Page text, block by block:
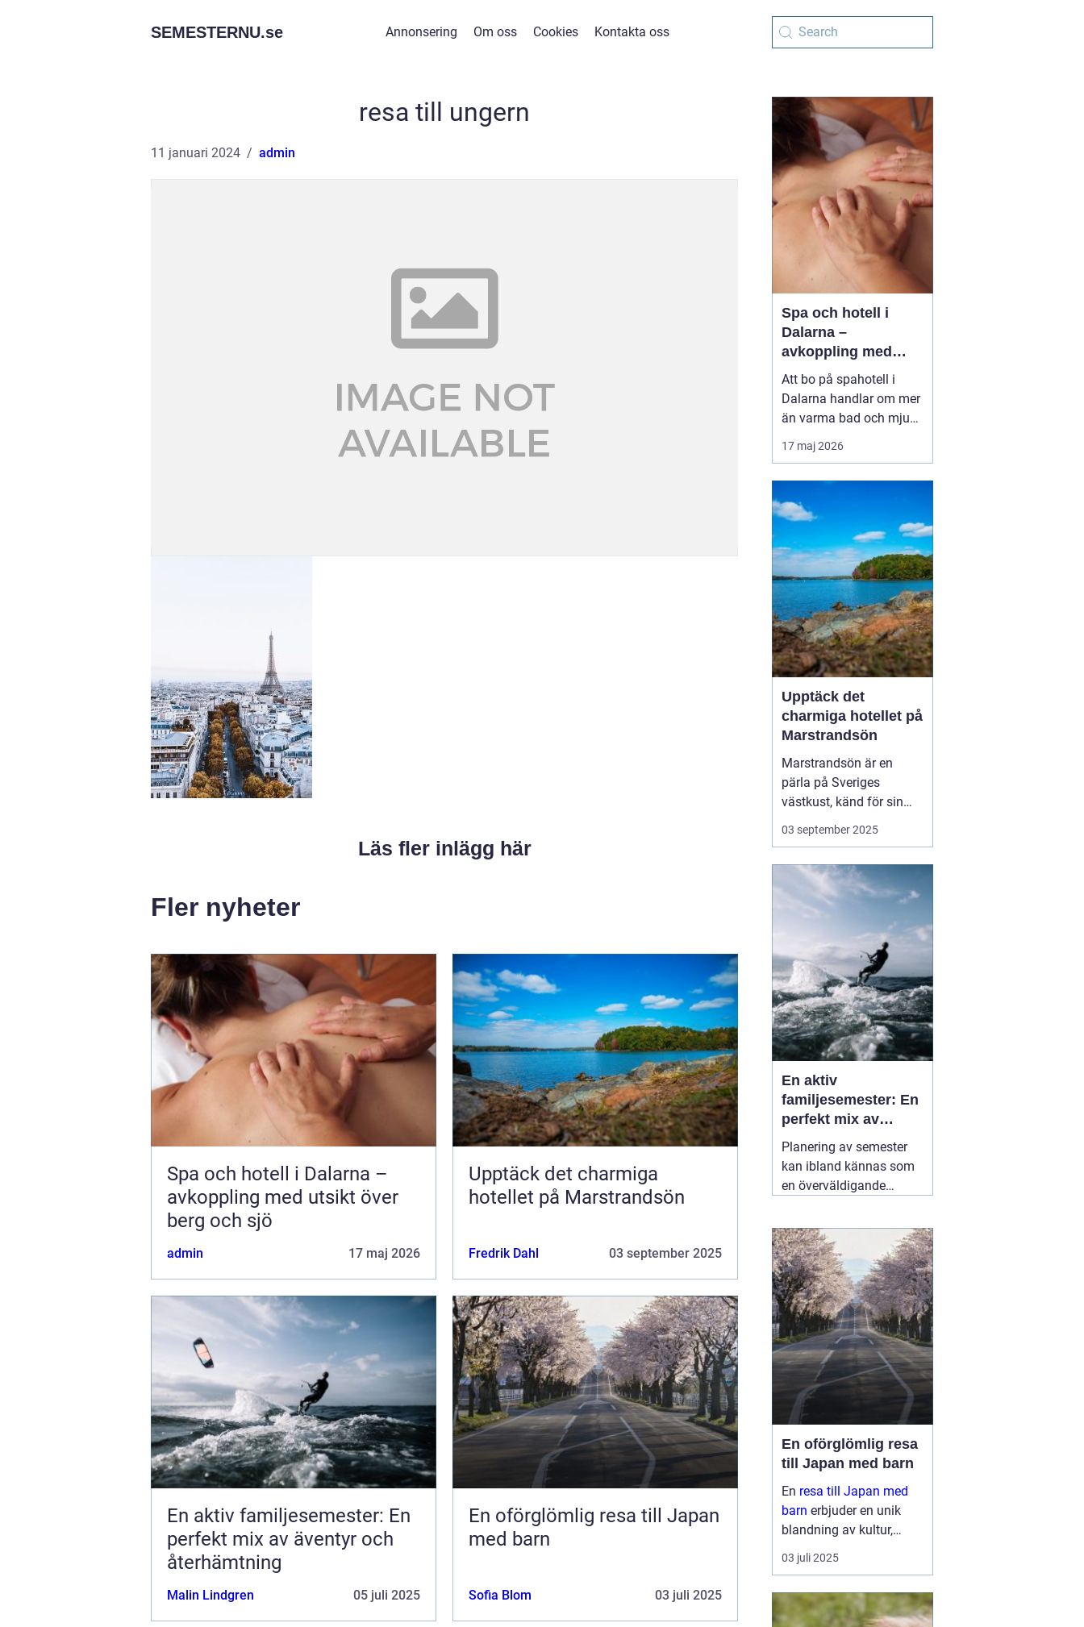
SEMESTERNU.se Annonsering Om oss Cookies Kontakta oss
resa till ungern
11 januari 2024 admin
Läs fler inlägg här
Fler nyheter
Spa och hotell i Dalarna –
avkoppling med utsikt över
berg och sjö
admin 17 maj 2026
Upptäck det charmiga
hotellet på Marstrandsön
Fredrik Dahl 03 september 2025
En aktiv familjesemester: En
perfekt mix av äventyr och
återhämtning
Malin Lindgren 05 juli 2025
En oförglömlig resa till Japan
med barn
Sofia Blom 03 juli 2025
Spa och hotell i
Dalarna –
avkoppling med
utsikt över berg och
sjö
Att bo på spahotell i
Dalarna handlar om mer
än varma bad och mjuka
badrockar. Många söker
en paus från vardagen,
Dalarna möts stillhet,
starka traditione...
17 maj 2026
Upptäck det
charmiga hotellet på
Marstrandsön
Marstrandsön är en
pärla på Sveriges
västkust, känd för sin
historiska betydelse och
pittoreska omgivning.
dess natursköna
skönhet, kulturella
03 september 2025
En aktiv
familjesemester: En
perfekt mix av
äventyr och
återhämtning
Planering av semester
kan ibland kännas som
en överväldigande
strävar efter att
tillfredsställa alla
familjemedlemmars
önskemål. En05 juli
2025
En oförglömlig resa
till Japan med barn
En resa till Japan med
barn erbjuder en unik
blandning av kultur,
historia och naturliga
skönheter. Landet är
renlighet oc...
03 juli 2025